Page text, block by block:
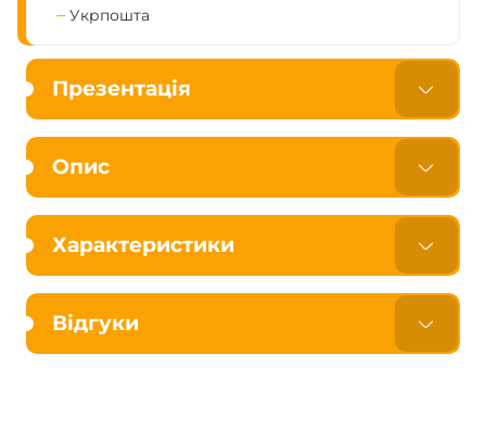
Укрпошта
Презентація
Опис
Характеристики
Відгуки